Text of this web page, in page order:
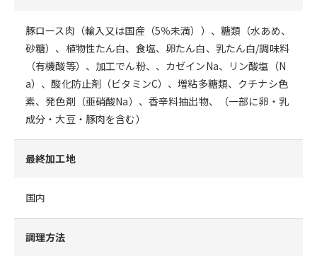
豚ロース肉（輸入又は国産（5％未満））、糖類（水あめ、
砂糖）、植物性たん白、食塩、卵たん白、乳たん白/調味料
（有機酸等）、加工でん粉、、カゼインNa、リン酸塩（N
a）、酸化防止剤（ビタミンC）、増粘多糖類、クチナシ色
素、発色剤（亜硝酸Na）、香辛料抽出物、（一部に卵・乳
成分・大豆・豚肉を含む）
最終加工地
国内
調理方法